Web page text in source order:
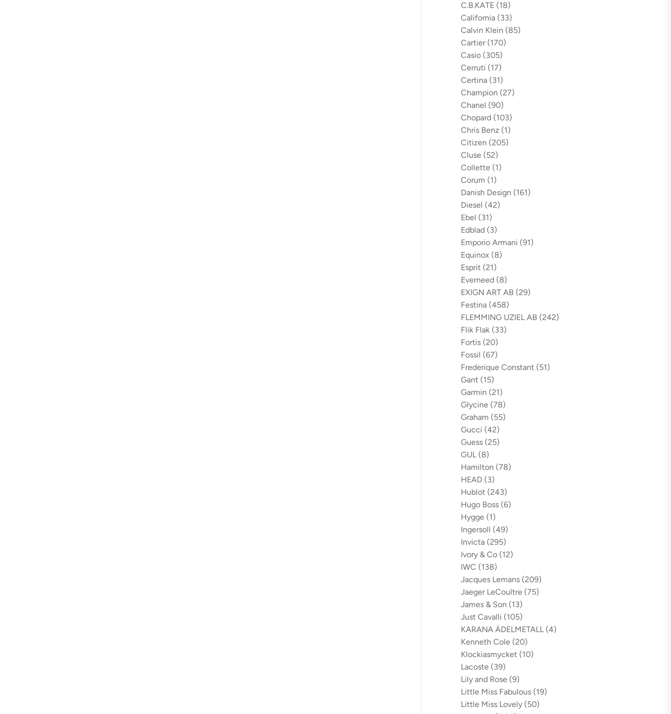
C.B.KATE (18)
California (33)
Calvin Klein (85)
Cartier (170)
Casio (305)
Cerruti (17)
Certina (31)
Champion (27)
Chanel (90)
Chopard (103)
Chris Benz (1)
Citizen (205)
Cluse (52)
Collette (1)
Corum (1)
Danish Design (161)
Diesel (42)
Ebel (31)
Edblad (3)
Emporio Armani (91)
Equinox (8)
Esprit (21)
Everneed (8)
EXIGN ART AB (29)
Festina (458)
FLEMMING UZIEL AB (242)
Flik Flak (33)
Fortis (20)
Fossil (67)
Frederique Constant (51)
Gant (15)
Garmin (21)
Glycine (78)
Graham (55)
Gucci (42)
Guess (25)
GUL (8)
Hamilton (78)
HEAD (3)
Hublot (243)
Hugo Boss (6)
Hygge (1)
Ingersoll (49)
Invicta (295)
Ivory & Co (12)
IWC (138)
Jacques Lemans (209)
Jaeger LeCoultre (75)
James & Son (13)
Just Cavalli (105)
KARANA ÄDELMETALL (4)
Kenneth Cole (20)
Klockiasmycket (10)
Lacoste (39)
Lily and Rose (9)
Little Miss Fabulous (19)
Little Miss Lovely (50)